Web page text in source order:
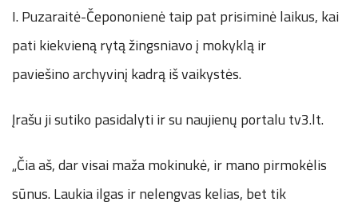
I. Puzaraitė-Čepononienė taip pat prisiminė laikus, kai
pati kiekvieną rytą žingsniavo į mokyklą ir
paviešino archyvinį kadrą iš vaikystės.
Įrašu ji sutiko pasidalyti ir su naujienų portalu tv3.lt.
„Čia aš, dar visai maža mokinukė, ir mano pirmokėlis
sūnus. Laukia ilgas ir nelengvas kelias, bet tik